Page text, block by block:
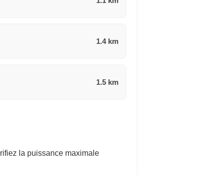
1.4 km
1.5 km
la puissance maximale